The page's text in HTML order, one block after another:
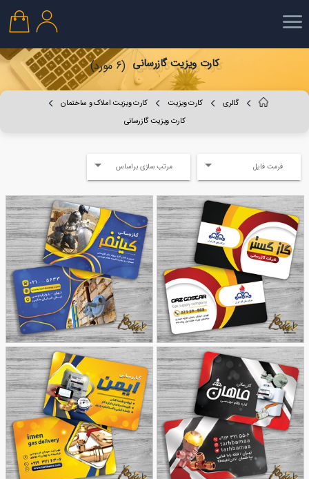
کارت ویزیت گازرسانی (6 مورد)
گالری کارت ویزیت
کارت ویزیت املاک و ساختمان
کارت ویزیت گازرسانی
فرمت فایل مرتب سازی براساس
طرح کارت ویزیت گازرسانی
41
کارت ویزیت گازرسانی
کیانفر
75